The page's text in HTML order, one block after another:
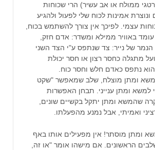
ממולח או אב עשיר) הרי שכוחות
ונוצרת אמינות לכוח שלי לפעול ולהגיע
עצמי. לפיכך אין צורך להשתמש בכוח,
באוויר ממילא ומשדר: אדם חזק,
הנמר של נייר: צד שנתפס ע"י הצד השני
מתגלה כחסר רצון או חסר יכולת
נתפס כאדם חלש וחסר כוח.
ומתן מוצלח, שלב שמאפשר "שקט
למשא ומתן ענייני. תבחן האפשרות
שהמשא ומתן יתקל בקשיים שונים,
ואמיתי, אבל נמנע מהפעלתו.
ומתן מוסתר! אין מפעילים אותו באף
הראשונים. אם מישהו אומר "או זה,